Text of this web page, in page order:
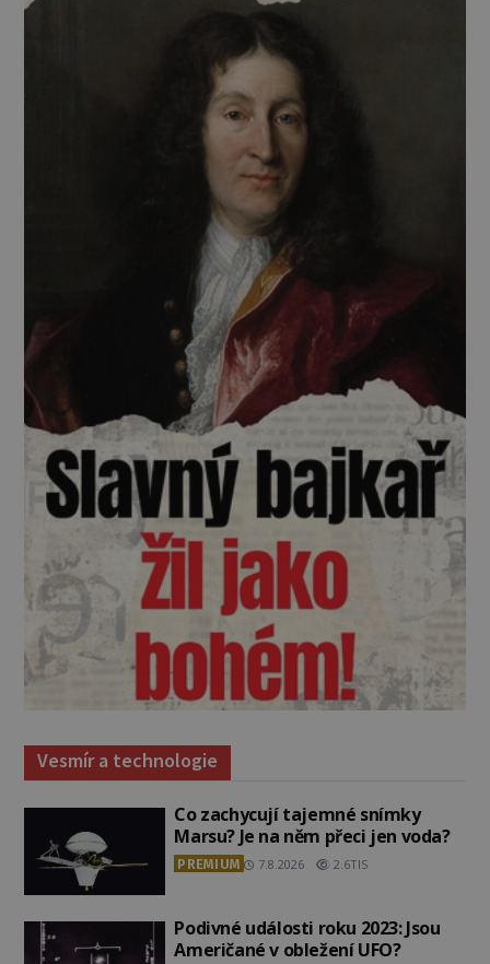
Vesmír a technologie
Co zachycují tajemné snímky
Marsu? Je na něm přeci jen voda?
PREMIUM 7.8.2026 2.6TIS
Podivné události roku 2023: Jsou
Američané v obležení UFO?